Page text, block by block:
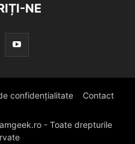
NE
confidențialitate Contact
- Toate drepturile